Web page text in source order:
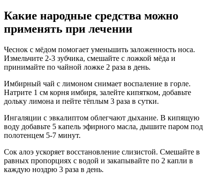
Какие народные средства можно
применять при лечении
Чеснок с мёдом помогает уменьшить заложенность носа.
Измельчите 2-3 зубчика, смешайте с ложкой мёда и
принимайте по чайной ложке 2 раза в день.
Имбирный чай с лимоном снимает воспаление в горле.
Натрите 1 см корня имбиря, залейте кипятком, добавьте
дольку лимона и пейте тёплым 3 раза в сутки.
Ингаляции с эвкалиптом облегчают дыхание. В кипящую
воду добавьте 5 капель эфирного масла, дышите паром под
полотенцем 5-7 минут.
Сок алоэ ускоряет восстановление слизистой. Смешайте в
равных пропорциях с водой и закапывайте по 2 капли в
каждую ноздрю 3 раза в день.